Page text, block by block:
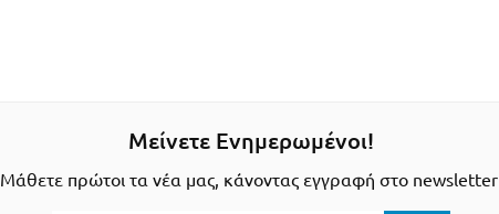
Μείνετε Ενημερωμένοι!
Μάθετε πρώτοι τα νέα μας, κάνοντας εγγραφή στο